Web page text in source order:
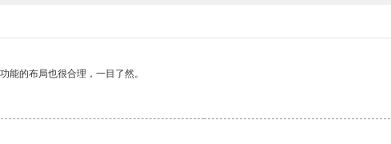
能的布局也很合理，一目了然。